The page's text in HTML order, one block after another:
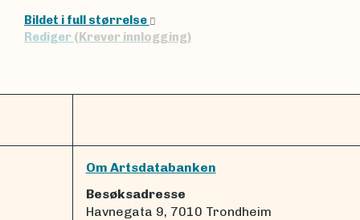
Bildet i full størrelse
Rediger (Krever innlogging)
Om Artsdatabanken
Besøksadresse
Havnegata 9, 7010 Trondheim